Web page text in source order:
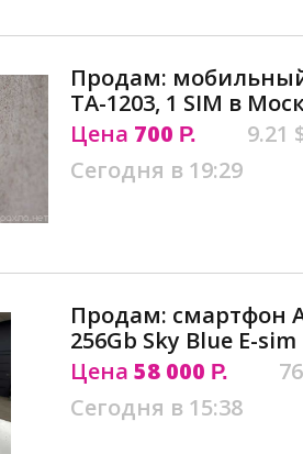
Продам:
TA-1203, 1 SIM в
Цена 700 Р.
9.21
Сегодня в 19:29
Продам: смартфон
256Gb Sky Blue E-
Цена 58 000 Р.
Сегодня в 15:38